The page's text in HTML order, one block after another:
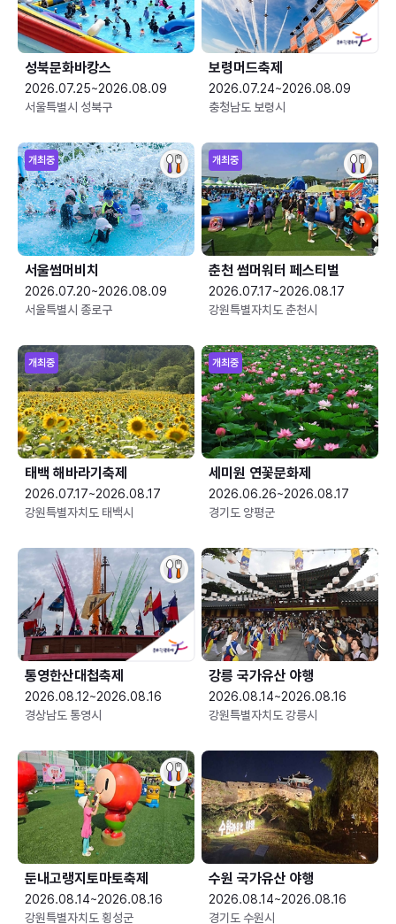
성북문화바캉스
2026.07.25~2026.08.09
서울특별시 성북구
보령머드축제
2026.07.24~2026.08.09
충청남도 보령시
개최중
서울썸머비치
2026.07.20~2026.08.09
서울특별시 종로구
개최중
춘천 썸머워터 페스티벌
2026.07.17~2026.08.17
강원특별자치도 춘천시
개최중
태백 해바라기축제
2026.07.17~2026.08.17
강원특별자치도 태백시
개최중
세미원 연꽃문화제
2026.06.26~2026.08.17
경기도 양평군
통영한산대첩축제
2026.08.12~2026.08.16
경상남도 통영시
강릉 국가유산 야행
2026.08.14~2026.08.16
강원특별자치도 강릉시
둔내고랭지토마토축제
2026.08.14~2026.08.16
강원특별자치도 횡성군
수원 국가유산 야행
2026.08.14~2026.08.16
경기도 수원시